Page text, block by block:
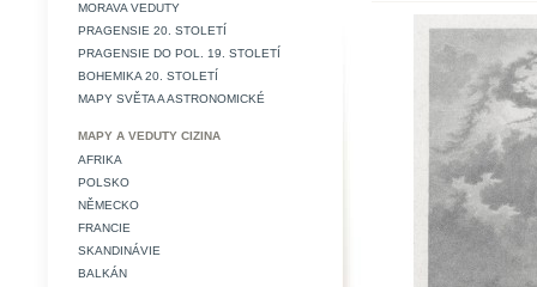
MORAVA VEDUTY
PRAGENSIE 20. STOLETÍ
PRAGENSIE DO POL. 19. STOLETÍ
BOHEMIKA 20. STOLETÍ
MAPY SVĚTA A ASTRONOMICKÉ
MAPY A VEDUTY CIZINA
AFRIKA
POLSKO
NĚMECKO
FRANCIE
SKANDINÁVIE
BALKÁN